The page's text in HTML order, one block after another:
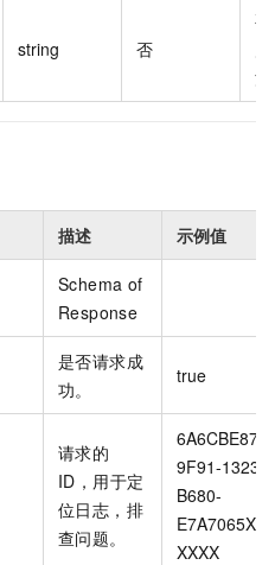
string 否
描述 示例值
Schema of
Response
是否请求成
功。
true
请求的
ID，用于定
位日志，排
查问题。
6A6CBE87-
9F91-1323-
B680-
E7A7065X
XXXX